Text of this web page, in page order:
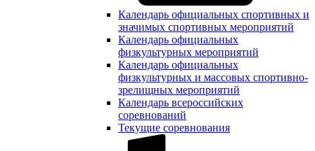
Календарь официальных спортивных и
значимых спортивных мероприятий
Календарь официальных
физкультурных мероприятий
Календарь официальных
физкультурных и массовых спортивно-
зрелищных мероприятий
Календарь всероссийских
соревнований
Текущие соревнования